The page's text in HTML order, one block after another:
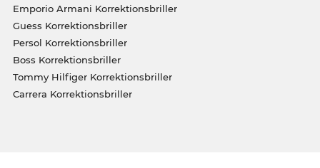
Emporio Armani Korrektionsbriller
Guess Korrektionsbriller
Persol Korrektionsbriller
Boss Korrektionsbriller
Tommy Hilfiger Korrektionsbriller
Carrera Korrektionsbriller